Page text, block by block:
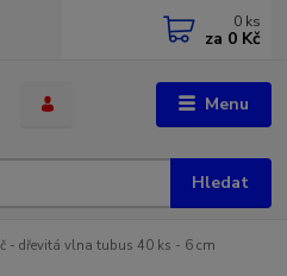
Menu
Hledat
0 ks
za 0 Kč
- dřevitá vlna tubus 40 ks - 6 cm